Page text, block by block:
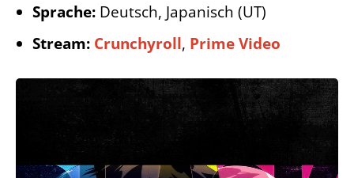
Sprache: Deutsch, Japanisch (UT)
Stream: Crunchyroll, Prime Video